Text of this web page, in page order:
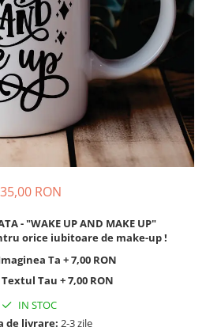
35,00 RON
- "WAKE UP AND MAKE UP"
orice iubitoare de make-up !
Ta + 7,00 RON
Tau + 7,00 RON
IN STOC
de livrare: 2-3 zile